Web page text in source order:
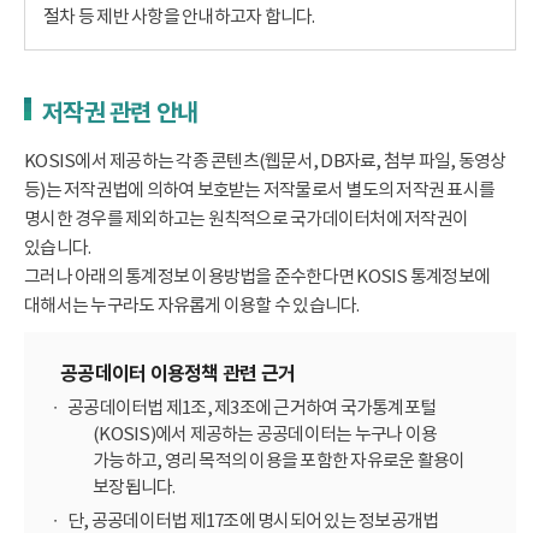
절차 등 제반 사항을 안내하고자 합니다.
저작권 관련 안내
KOSIS에서 제공하는 각종 콘텐츠(웹문서, DB자료, 첨부 파일, 동영상
등)는 저작권법에 의하여 보호받는 저작물로서 별도의 저작권 표시를
명시한 경우를 제외하고는 원칙적으로 국가데이터처에 저작권이
있습니다.
그러나 아래의 통계정보 이용방법을 준수한다면 KOSIS 통계정보에
대해서는 누구라도 자유롭게 이용할 수 있습니다.
공공데이터 이용정책 관련 근거
공공데이터법 제1조, 제3조에 근거하여 국가통계포털
(KOSIS)에서 제공하는 공공데이터는 누구나 이용
가능하고, 영리 목적의 이용을 포함한 자유로운 활용이
보장됩니다.
단, 공공데이터법 제17조에 명시되어 있는 정보공개법